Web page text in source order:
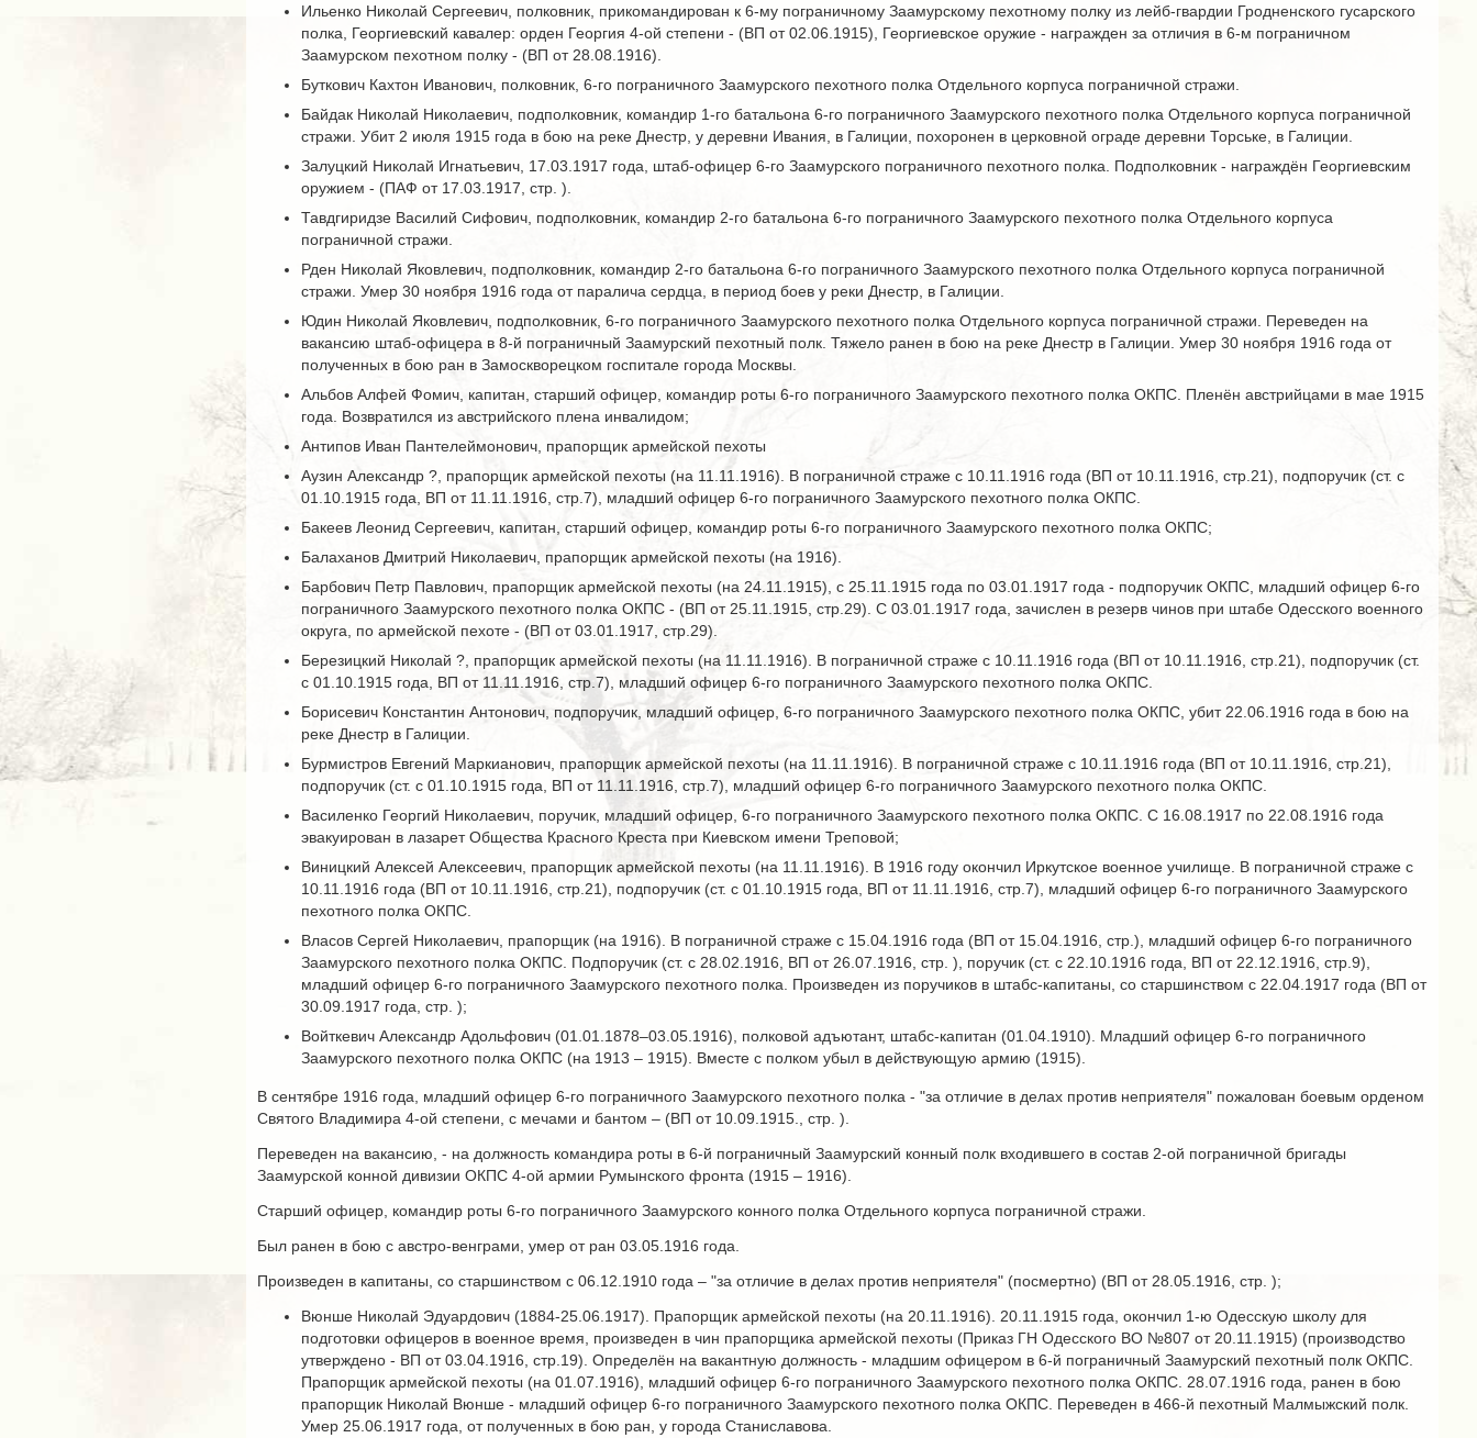
Ильенко Николай Сергеевич, полковник, прикомандирован к 6-му пограничному Заамурскому пехотному полку из лейб-гвардии Гродненского гусарского
полка, Георгиевский кавалер: орден Георгия 4-ой степени - (ВП от 02.06.1915), Георгиевское оружие - награжден за отличия в 6-м пограничном
Заамурском пехотном полку - (ВП от 28.08.1916).
Буткович Кахтон Иванович, полковник, 6-го пограничного Заамурского пехотного полка Отдельного корпуса пограничной стражи.
Байдак Николай Николаевич, подполковник, командир 1-го батальона 6-го пограничного Заамурского пехотного полка Отдельного корпуса пограничной
стражи. Убит 2 июля 1915 года в бою на реке Днестр, у деревни Ивания, в Галиции, похоронен в церковной ограде деревни Торське, в Галиции.
Залуцкий Николай Игнатьевич, 17.03.1917 года, штаб-офицер 6-го Заамурского пограничного пехотного полка. Подполковник - награждён Георгиевским
оружием - (ПАФ от 17.03.1917, стр. ).
Тавдгиридзе Василий Сифович, подполковник, командир 2-го батальона 6-го пограничного Заамурского пехотного полка Отдельного корпуса
пограничной стражи.
Рден Николай Яковлевич, подполковник, командир 2-го батальона 6-го пограничного Заамурского пехотного полка Отдельного корпуса пограничной
стражи. Умер 30 ноября 1916 года от паралича сердца, в период боев у реки Днестр, в Галиции.
Юдин Николай Яковлевич, подполковник, 6-го пограничного Заамурского пехотного полка Отдельного корпуса пограничной стражи. Переведен на
вакансию штаб-офицера в 8-й пограничный Заамурский пехотный полк. Тяжело ранен в бою на реке Днестр в Галиции. Умер 30 ноября 1916 года от
полученных в бою ран в Замоскворецком госпитале города Москвы.
Альбов Алфей Фомич, капитан, старший офицер, командир роты 6-го пограничного Заамурского пехотного полка ОКПС. Пленён австрийцами в мае 1915
года. Возвратился из австрийского плена инвалидом;
Антипов Иван Пантелеймонович, прапорщик армейской пехоты
Аузин Александр ?, прапорщик армейской пехоты (на 11.11.1916). В пограничной страже с 10.11.1916 года (ВП от 10.11.1916, стр.21), подпоручик (ст. с
01.10.1915 года, ВП от 11.11.1916, стр.7), младший офицер 6-го пограничного Заамурского пехотного полка ОКПС.
Бакеев Леонид Сергеевич, капитан, старший офицер, командир роты 6-го пограничного Заамурского пехотного полка ОКПС;
Балаханов Дмитрий Николаевич, прапорщик армейской пехоты (на 1916).
Барбович Петр Павлович, прапорщик армейской пехоты (на 24.11.1915), с 25.11.1915 года по 03.01.1917 года - подпоручик ОКПС, младший офицер 6-го
пограничного Заамурского пехотного полка ОКПС - (ВП от 25.11.1915, стр.29). С 03.01.1917 года, зачислен в резерв чинов при штабе Одесского военного
округа, по армейской пехоте - (ВП от 03.01.1917, стр.29).
Березицкий Николай ?, прапорщик армейской пехоты (на 11.11.1916). В пограничной страже с 10.11.1916 года (ВП от 10.11.1916, стр.21), подпоручик (ст.
с 01.10.1915 года, ВП от 11.11.1916, стр.7), младший офицер 6-го пограничного Заамурского пехотного полка ОКПС.
Борисевич Константин Антонович, подпоручик, младший офицер, 6-го пограничного Заамурского пехотного полка ОКПС, убит 22.06.1916 года в бою на
реке Днестр в Галиции.
Бурмистров Евгений Маркианович, прапорщик армейской пехоты (на 11.11.1916). В пограничной страже с 10.11.1916 года (ВП от 10.11.1916, стр.21),
подпоручик (ст. с 01.10.1915 года, ВП от 11.11.1916, стр.7), младший офицер 6-го пограничного Заамурского пехотного полка ОКПС.
Василенко Георгий Николаевич, поручик, младший офицер, 6-го пограничного Заамурского пехотного полка ОКПС. С 16.08.1917 по 22.08.1916 года
эвакуирован в лазарет Общества Красного Креста при Киевском имени Треповой;
Виницкий Алексей Алексеевич, прапорщик армейской пехоты (на 11.11.1916). В 1916 году окончил Иркутское военное училище. В пограничной страже с
10.11.1916 года (ВП от 10.11.1916, стр.21), подпоручик (ст. с 01.10.1915 года, ВП от 11.11.1916, стр.7), младший офицер 6-го пограничного Заамурского
пехотного полка ОКПС.
Власов Сергей Николаевич, прапорщик (на 1916). В пограничной страже с 15.04.1916 года (ВП от 15.04.1916, стр.), младший офицер 6-го пограничного
Заамурского пехотного полка ОКПС. Подпоручик (ст. с 28.02.1916, ВП от 26.07.1916, стр. ), поручик (ст. с 22.10.1916 года, ВП от 22.12.1916, стр.9),
младший офицер 6-го пограничного Заамурского пехотного полка. Произведен из поручиков в штабс-капитаны, со старшинством с 22.04.1917 года (ВП от
30.09.1917 года, стр. );
Войткевич Александр Адольфович (01.01.1878–03.05.1916), полковой адъютант, штабс-капитан (01.04.1910). Младший офицер 6-го пограничного
Заамурского пехотного полка ОКПС (на 1913 – 1915). Вместе с полком убыл в действующую армию (1915).
В сентябре 1916 года, младший офицер 6-го пограничного Заамурского пехотного полка - "за отличие в делах против неприятеля" пожалован боевым орденом
Святого Владимира 4-ой степени, с мечами и бантом – (ВП от 10.09.1915., стр. ).
Переведен на вакансию, - на должность командира роты в 6-й пограничный Заамурский конный полк входившего в состав 2-ой пограничной бригады
Заамурской конной дивизии ОКПС 4-ой армии Румынского фронта (1915 – 1916).
Старший офицер, командир роты 6-го пограничного Заамурского конного полка Отдельного корпуса пограничной стражи.
Был ранен в бою с австро-венграми, умер от ран 03.05.1916 года.
Произведен в капитаны, со старшинством с 06.12.1910 года – "за отличие в делах против неприятеля" (посмертно) (ВП от 28.05.1916, стр. );
Вюнше Николай Эдуардович (1884-25.06.1917). Прапорщик армейской пехоты (на 20.11.1916). 20.11.1915 года, окончил 1-ю Одесскую школу для
подготовки офицеров в военное время, произведен в чин прапорщика армейской пехоты (Приказ ГН Одесского ВО №807 от 20.11.1915) (производство
утверждено - ВП от 03.04.1916, стр.19). Определён на вакантную должность - младшим офицером в 6-й пограничный Заамурский пехотный полк ОКПС.
Прапорщик армейской пехоты (на 01.07.1916), младший офицер 6-го пограничного Заамурского пехотного полка ОКПС. 28.07.1916 года, ранен в бою
прапорщик Николай Вюнше - младший офицер 6-го пограничного Заамурского пехотного полка ОКПС. Переведен в 466-й пехотный Малмыжский полк.
Умер 25.06.1917 года, от полученных в бою ран, у города Станиславова.